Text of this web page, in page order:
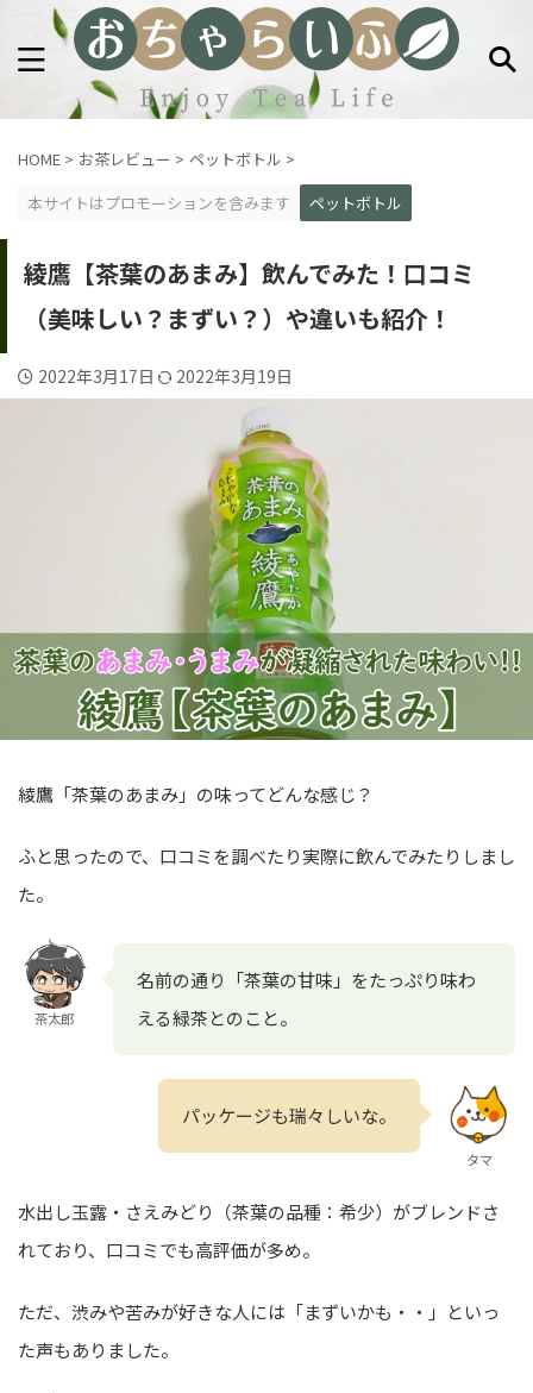
HOME > お茶レビュー > ペットボトル >
本サイトはプロモーションを含みます
ペットボトル
綾鷹【茶葉のあまみ】飲んでみた！口コミ
（美味しい？まずい？）や違いも紹介！
2022年3月17日 2022年3月19日
綾鷹「茶葉のあまみ」の味ってどんな感じ？
ふと思ったので、口コミを調べたり実際に飲んでみたりしまし
た。
茶太郎
名前の通り「茶葉の甘味」をたっぷり味わ
える緑茶とのこと。
パッケージも瑞々しいな。
タマ
水出し玉露・さえみどり（茶葉の品種：希少）がブレンドさ
れており、口コミでも高評価が多め。
ただ、渋みや苦みが好きな人には「まずいかも・・」といっ
た声もありました。